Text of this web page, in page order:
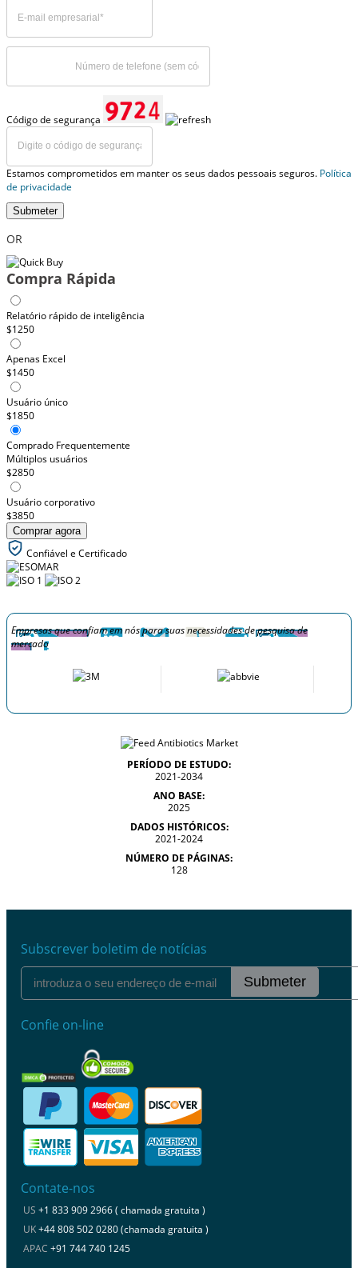
Código de segurança
Estamos comprometidos em manter os seus dados pessoais seguros. Política
de privacidade
Submeter
OR
Compra Rápida
Relatório rápido de inteligência
$1250
Apenas Excel
$1450
Usuário único
$1850
Comprado Frequentemente
Múltiplos usuários
$2850
Usuário corporativo
$3850
Comprar agora
Confiável e Certificado
Empresas que confiam em nós para suas necessidades de pesquisa de
mercado
PERÍODO DE ESTUDO:
2021-2034
ANO BASE:
2025
DADOS HISTÓRICOS:
2021-2024
NÚMERO DE PÁGINAS:
128
Subscrever boletim de notícias
Submeter
Confie on-line
Contate-nos
US +1 833 909 2966 ( chamada gratuita )
UK+44 808 502 0280 (chamada gratuita )
APAC +91 744 740 1245